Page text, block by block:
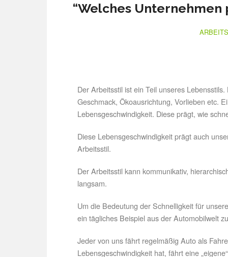
“Welches Unternehmen
Der Arbeitsstil ist ein Teil unseres
Geschmack, Ökoausrichtung, Vorlieben etc.
Lebensgeschwindigkeit. Diese prägt, wie
Diese Lebensgeschwindigkeit prägt auch
Arbeitsstil.
Der Arbeitsstil kann kommunikativ,
langsam.
Um die Bedeutung der Schnelligkeit für
ein tägliches Beispiel aus der Automobilwelt
Jeder von uns fährt regelmäßig Auto als
Lebensgeschwindigkeit hat, fährt eine